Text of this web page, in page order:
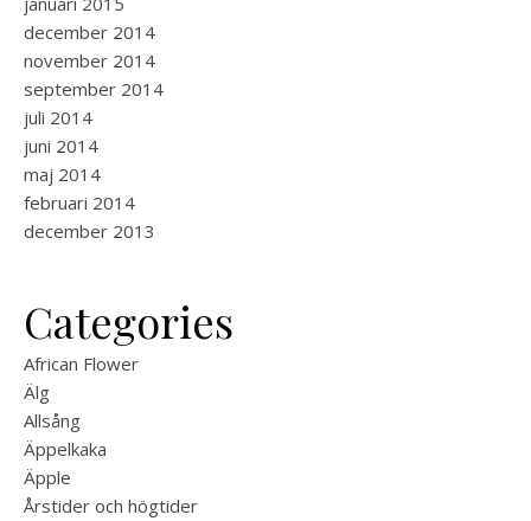
december 2014
november 2014
september 2014
juli 2014
juni 2014
maj 2014
februari 2014
december 2013
Categories
African Flower
Älg
Allsång
Äppelkaka
Äpple
Årstider och högtider